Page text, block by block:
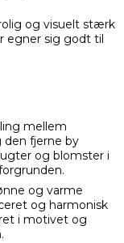
og visuelt stærk
egner sig godt til
mellem
den fjerne by
og blomster i
og varme
og harmonisk
i motivet og